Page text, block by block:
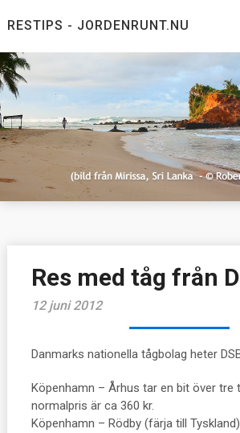
toRESTIPS - JORDENRUNT.NU
Jordenrunt.nu
Tusen Restips från hela världen
Res med tåg från
12 juni 2012
Danmarks nationella tågbolag heter
Köpenhamn – Århus tar en bit över tre
normalpris är ca 360 kr.
Köpenhamn – Rödby (färja till